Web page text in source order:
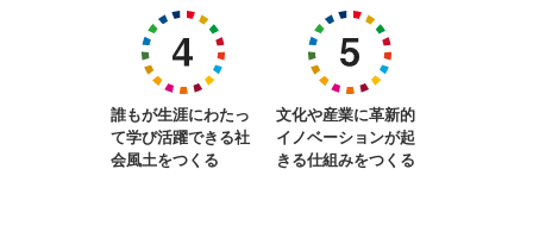
誰もが生涯にわたっ
て学び活躍できる社
会風土をつくる
文化や産業に革新的
イノベーションが起
きる仕組みをつくる